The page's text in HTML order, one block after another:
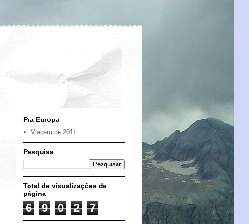
Pra Europa
Viagem de 2011
Pesquisa
Total de visualizações de
página
6 9 0 2 7